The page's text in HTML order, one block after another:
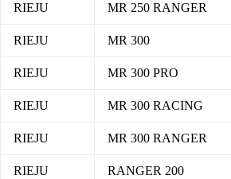
RIEJU MR 250 RANGER
RIEJU MR 300
RIEJU MR 300 PRO
RIEJU MR 300 RACING
RIEJU MR 300 RANGER
RIEJU RANGER 200